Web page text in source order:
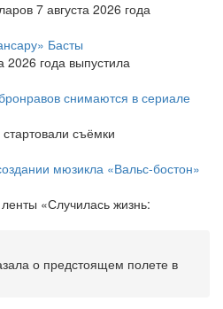
7 августа 2026 года
Басты
2026 года выпустила
снимаются в сериале
съёмки
мюзикла «Вальс-бостон»
«Случилась жизнь:
о предстоящем полете в